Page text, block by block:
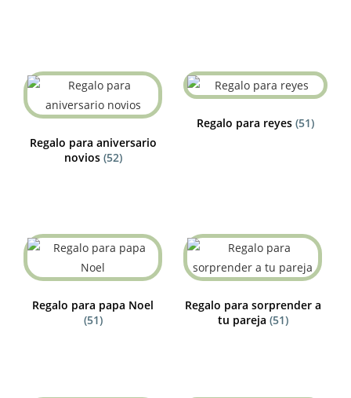
Regalo para aniversario
novios (52)
Regalo para reyes (51)
Regalo para papa Noel
(51)
Regalo para sorprender a
tu pareja (51)